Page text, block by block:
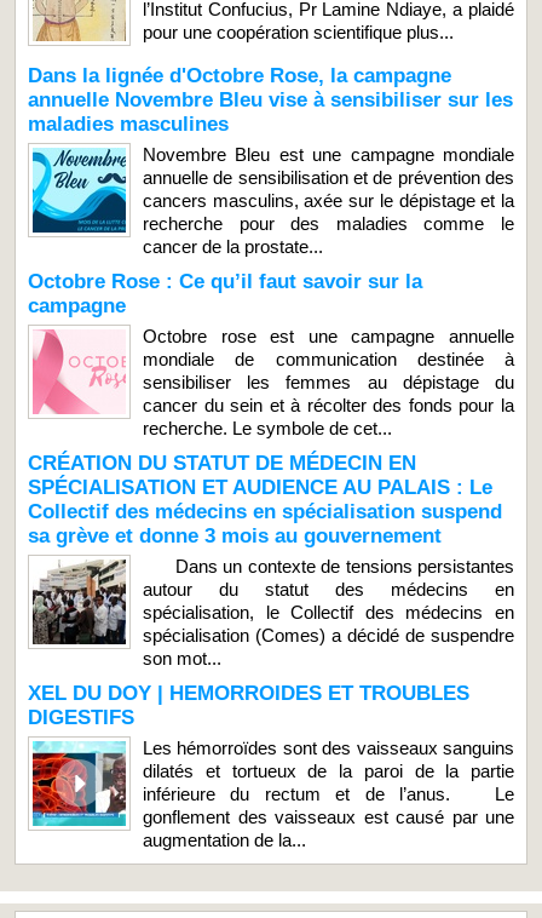
l’Institut Confucius, Pr Lamine Ndiaye, a plaidé
pour une coopération scientifique plus...
Dans la lignée d'Octobre Rose, la campagne
annuelle Novembre Bleu vise à sensibiliser sur les
maladies masculines
Novembre Bleu est une campagne mondiale
annuelle de sensibilisation et de prévention des
cancers masculins, axée sur le dépistage et la
recherche pour des maladies comme le
cancer de la prostate...
Octobre Rose : Ce qu’il faut savoir sur la
campagne
Octobre rose est une campagne annuelle
mondiale de communication destinée à
sensibiliser les femmes au dépistage du
cancer du sein et à récolter des fonds pour la
recherche. Le symbole de cet...
CRÉATION DU STATUT DE MÉDECIN EN
SPÉCIALISATION ET AUDIENCE AU PALAIS : Le
Collectif des médecins en spécialisation suspend
sa grève et donne 3 mois au gouvernement
Dans un contexte de tensions persistantes
autour du statut des médecins en
spécialisation, le Collectif des médecins en
spécialisation (Comes) a décidé de suspendre
son mot...
XEL DU DOY | HEMORROIDES ET TROUBLES
DIGESTIFS
Les hémorroïdes sont des vaisseaux sanguins
dilatés et tortueux de la paroi de la partie
inférieure du rectum et de l’anus. Le
gonflement des vaisseaux est causé par une
augmentation de la...